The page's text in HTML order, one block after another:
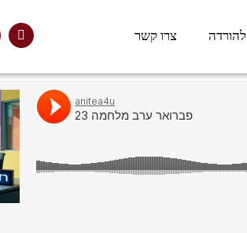
צרו קשר